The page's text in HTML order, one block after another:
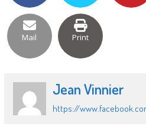
Mail Print
Jean Vinnier
https://